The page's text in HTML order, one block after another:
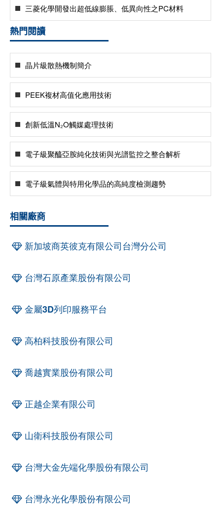
三菱化學開發出超低線膨脹、低異向性之PC材料
熱門閱讀
晶片級散熱機制簡介
PEEK複材高值化應用技術
創新低溫N₂O觸媒處理技術
電子級聚醯亞胺純化技術與光譜監控之整合解析
電子級氣體與特用化學品的高純度檢測趨勢
相關廠商
新加坡商英彼克有限公司台灣分公司
台灣石原產業股份有限公司
金屬3D列印服務平台
高柏科技股份有限公司
喬越實業股份有限公司
正越企業有限公司
山衛科技股份有限公司
台灣大金先端化學股份有限公司
台灣永光化學股份有限公司